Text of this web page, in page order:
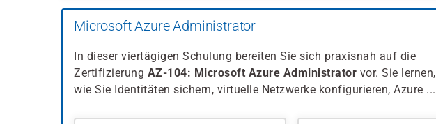
Microsoft Azure Administrator
In dieser viertägigen Schulung bereiten Sie sich praxisnah auf die
Zertifizierung AZ-104: Microsoft Azure Administrator vor. Sie lernen,
wie Sie Identitäten sichern, virtuelle Netzwerke konfigurieren, Azure ...